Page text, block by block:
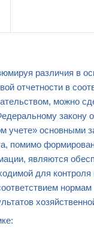
различия в
отчетности в
можно
закону
учете» основными
помимо
являются
для